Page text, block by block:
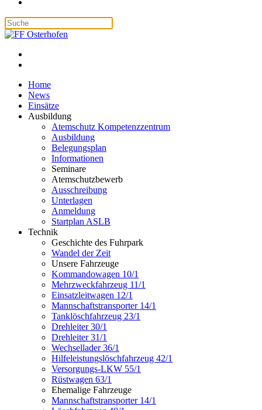
Home
News
Einsätze
Ausbildung
Atemschutz Kompetenzzentrum
Ausbildung
Belegungsplan
Informationen
Seminare
Atemschutzbewerb
Ausschreibung
Unterlagen
Anmeldung
Startplan ASLB
Technik
Geschichte des Fuhrpark
Wandel der Zeit
Unsere Fahrzeuge
Kommandowagen 10/1
Mehrzweckfahrzeug 11/1
Einsatzleitwagen 12/1
Mannschaftstransporter 14/1
Tanklöschfahrzeug 23/1
Drehleiter 30/1
Drehleiter 31/1
Wechsellader 36/1
Hilfeleistungslöschfahrzeug 42/1
Versorgungs-LKW 55/1
Rüstwagen 63/1
Ehemalige Fahrzeuge
Mannschaftstransporter 14/1